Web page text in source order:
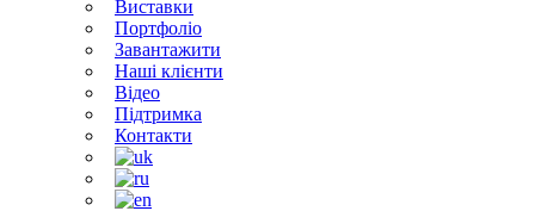
Виставки
Портфоліо
Завантажити
Наші клієнти
Відео
Підтримка
Контакти